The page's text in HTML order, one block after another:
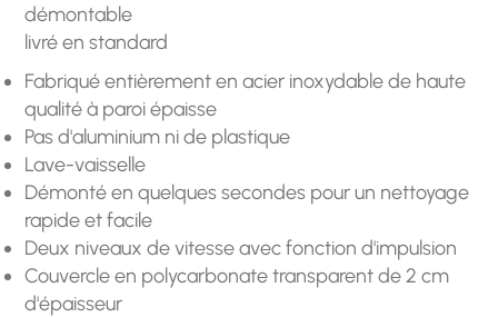
démontable
livré en standard
Fabriqué entièrement en acier inoxydable de haute
qualité à paroi épaisse
Pas d'aluminium ni de plastique
Lave-vaisselle
Démonté en quelques secondes pour un nettoyage
rapide et facile
Deux niveaux de vitesse avec fonction d'impulsion
Couvercle en polycarbonate transparent de 2 cm
d'épaisseur